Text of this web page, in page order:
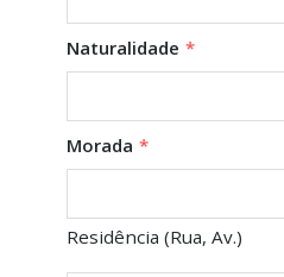
Naturalidade *
Morada *
Residência (Rua, Av.)